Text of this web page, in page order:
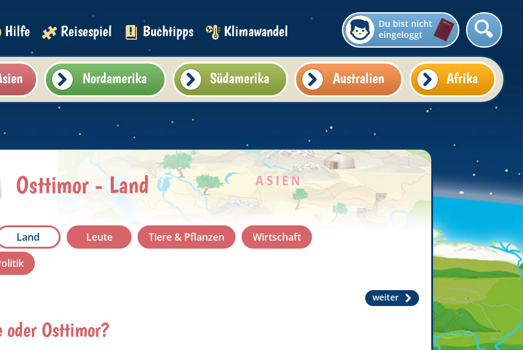
Hilfe Reisespiel Buchtipps Klimawandel
Du bist nicht
eingeloggt
Nordamerika Südamerika Australien Afrika
Osttimor - Land
Land Leute Tiere & Pflanzen
Wirtschaft
weiter
oder Osttimor?